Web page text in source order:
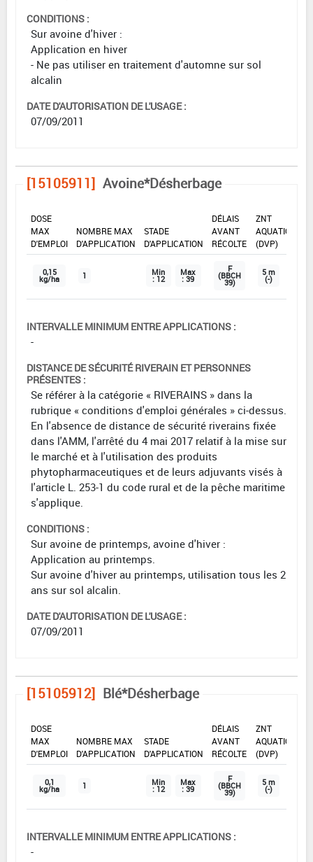
CONDITIONS :
Sur avoine d'hiver :
Application en hiver
- Ne pas utiliser en traitement d'automne sur sol
alcalin
DATE D'AUTORISATION DE L'USAGE :
07/09/2011
[15105911] Avoine*Désherbage
DOSE
MAX
D'EMPLOI
NOMBRE MAX
D'APPLICATION
STADE
D'APPLICATION
DÉLAIS
AVANT
RÉCOLTE
ZNT
AQUATIQUE
(DVP)
0,15
kg/ha 1 Min
: 12
Max
: 39
F
(BBCH
39)
5 m
(-)
INTERVALLE MINIMUM ENTRE APPLICATIONS :
-
DISTANCE DE SÉCURITÉ RIVERAIN ET PERSONNES
PRÉSENTES :
Se référer à la catégorie « RIVERAINS » dans la
rubrique « conditions d'emploi générales » ci-dessus.
En l'absence de distance de sécurité riverains fixée
dans l'AMM, l'arrêté du 4 mai 2017 relatif à la mise sur
le marché et à l'utilisation des produits
phytopharmaceutiques et de leurs adjuvants visés à
l'article L. 253-1 du code rural et de la pêche maritime
s'applique.
CONDITIONS :
Sur avoine de printemps, avoine d'hiver :
Application au printemps.
Sur avoine d'hiver au printemps, utilisation tous les 2
ans sur sol alcalin.
DATE D'AUTORISATION DE L'USAGE :
07/09/2011
[15105912] Blé*Désherbage
DOSE
MAX
D'EMPLOI
NOMBRE MAX
D'APPLICATION
STADE
D'APPLICATION
DÉLAIS
AVANT
RÉCOLTE
ZNT
AQUATIQUE
(DVP)
0,1
kg/ha 1 Min
: 12
Max
: 39
F
(BBCH
39)
5 m
(-)
INTERVALLE MINIMUM ENTRE APPLICATIONS :
-